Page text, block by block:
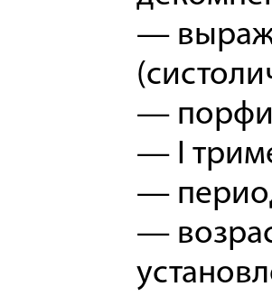
—
—
— I
—
—